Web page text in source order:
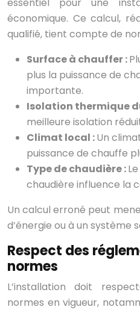
économique. Ce calcul,
qualifié, tient compte de
Surface à chauffer :
plus la puissance de
importante.
Isolation thermique
meilleure isolation
Climat local :Un
puissance de chauffe
Type de chaudière :
chaudière influence la
Un calcul erroné peut
d’énergie ou à un système
Respect des
normes
L’installation doit
normes en vigueur,